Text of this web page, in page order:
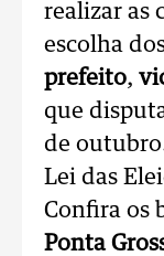
realizar as
escolha
prefeito,
que
de
Lei das
Confira os
Ponta